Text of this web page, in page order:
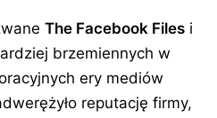
The Facebook Files i
brzemiennych w
ery mediów
reputację firmy,